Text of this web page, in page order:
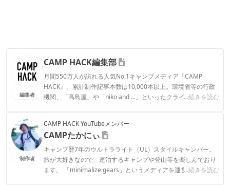
編集者
CAMP HACK編集部
月間550万人が訪れる人気No.1キャンプメディア『CAMP
HACK』。累計制作記事本数は10,000本以上。環境省等の行政
機関、「髙島屋」や「niko and ...」といったクライアントとの
...続きを読む
CAMP HACK編集部のプロフィール
制作者
CAMP HACK YouTubeメンバー
CAMPたかにぃ
キャンプ歴7年のウルトラライト（UL）スタイルキャンパー。
旅が大好きなので、連泊するキャンプや登山等を楽しんでおり
ます。 「minimalize gears」というメディアを運営していて、
...続きを読む